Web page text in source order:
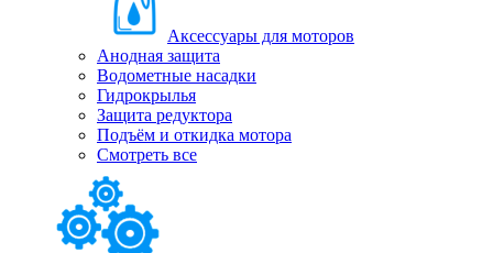
Аксессуары для моторов
Анодная защита
Водометные насадки
Гидрокрылья
Защита редуктора
Подъём и откидка мотора
Смотреть все